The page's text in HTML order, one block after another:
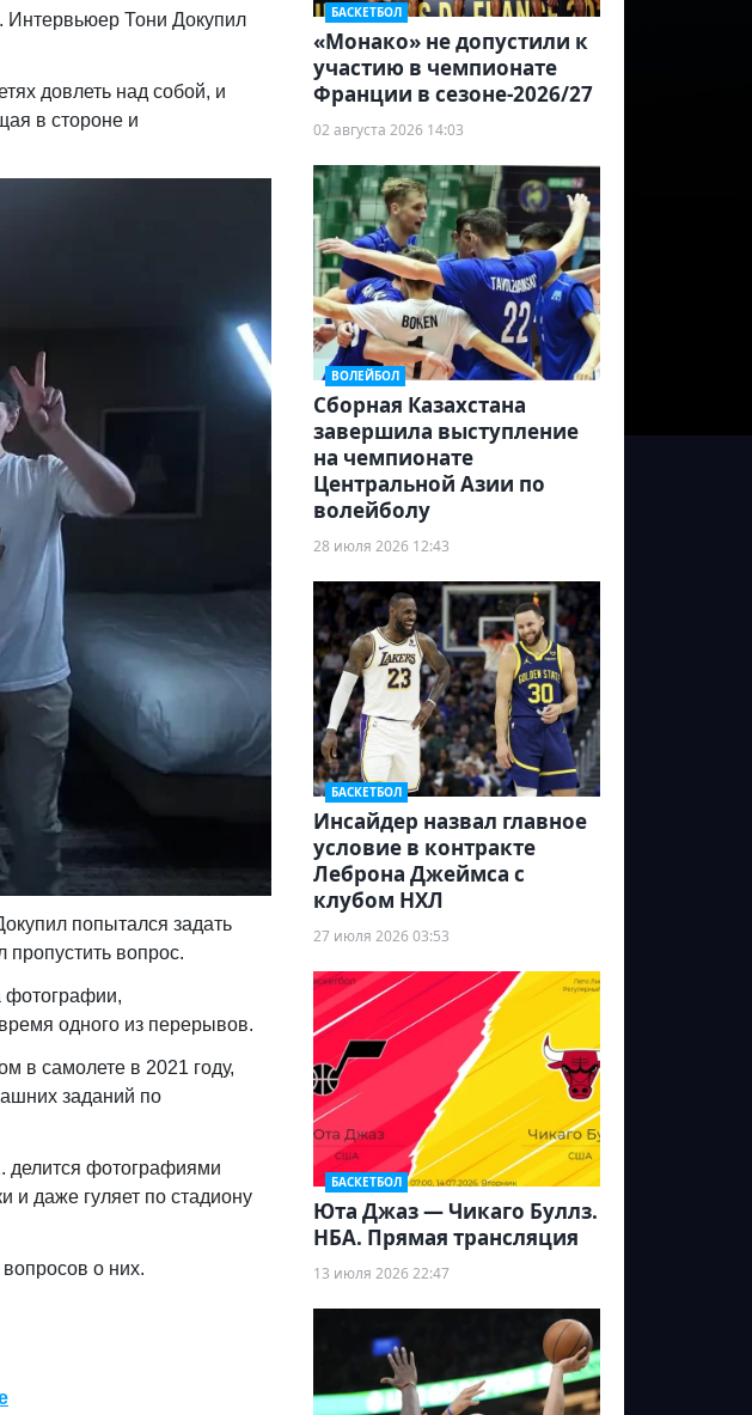
Интервьюер Тони Докупил
довлеть над собой, и
в стороне и
попытался задать
вопрос.
фотографии,
одного из перерывов.
в самолете в 2021 году,
заданий по
делится фотографиями
и даже гуляет по стадиону
о них.
БАСКЕТБОЛ
«Монако» не допустили к
участию в чемпионате
Франции в сезоне-2026/27
02 августа 2026 14:03
ВОЛЕЙБОЛ
Сборная Казахстана
завершила выступление
на чемпионате
Центральной Азии по
волейболу
28 июля 2026 12:43
БАСКЕТБОЛ
Инсайдер назвал главное
условие в контракте
Леброна Джеймса с
клубом НХЛ
27 июля 2026 03:53
БАСКЕТБОЛ
Юта Джаз — Чикаго Буллз.
НБА. Прямая трансляция
13 июля 2026 22:47